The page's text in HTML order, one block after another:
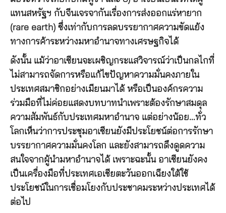
แทนสหรัฐฯ กับจีนเจรจากันเรื่องการส่งออกแร่หายาก
(rare earth) ซึ่งเท่ากับการลดบรรยากาศความขัดแย้ง
ทางการค้าระหว่างมหาอำนาจทางเศรษฐกิจได้
ดังนั้น แม้ว่าอาเซียนจะเผชิญกระแสวิจารณ์ว่าเป็นกลไกที่
ไม่สามารถจัดการหรือแก้ไขปัญหาความมั่นคงภายใน
ประเทศสมาชิกอย่างเมียนมาได้ หรือเป็นองค์กรความ
ร่วมมือที่ไม่ค่อยแสดงบทบาทนำเพราะต้องรักษาสมดุล
ความสัมพันธ์กับประเทศมหาอำนาจ แต่อย่างน้อย…ทั่ว
โลกเห็นว่าการประชุมอาเซียนยังมีประโยชน์ต่อการรักษา
บรรยากาศความมั่นคงโลก และยังสามารถดึงดูดความ
สนใจจากผู้นำมหาอำนาจได้ เพราะฉะนั้น อาเซียนยังคง
เป็นเครื่องมือที่ประเทศเอเชียตะวันออกเฉียงใต้ใช้
ประโยชน์ในการเชื่อมโยงกับประชาคมระหว่างประเทศได้
ต่อไป